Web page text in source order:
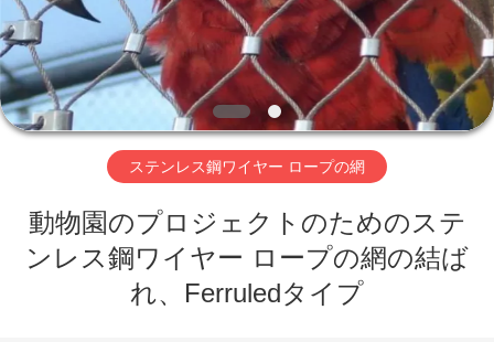
ロ
ダ
ク
私
達
ステンレス鋼ワイヤー ロープの網
動物園のプロジェクトのためのステ
ンレス鋼ワイヤー ロープの網の結ば
れ、Ferruledタイプ